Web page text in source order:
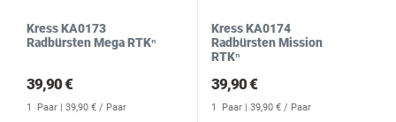
Kress KA0173
Radbürsten Mega RTKⁿ
39,90 €
1 Paar | 39,90 € / Paar
Kress KA0174
Radbürsten Mission
RTKⁿ
39,90 €
1 Paar | 39,90 € / Paar